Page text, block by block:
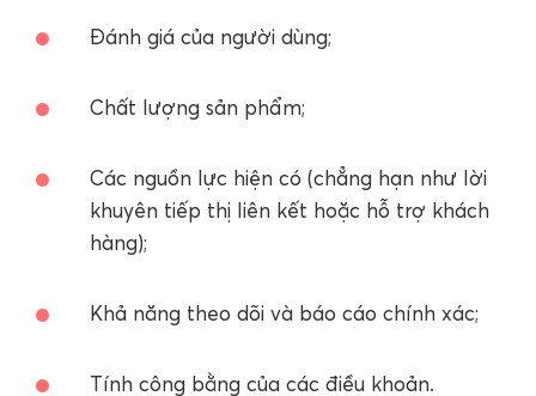
Đánh giá của người dùng;
Chất lượng sản phẩm;
Các nguồn lực hiện có (chẳng hạn như lời
khuyên tiếp thị liên kết hoặc hỗ trợ khách
hàng);
Khả năng theo dõi và báo cáo chính xác;
Tính công bằng của các điều khoản.